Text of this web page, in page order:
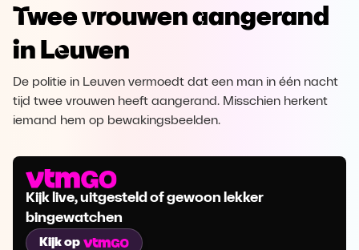
Microsoft Edge Download
Opera
Twee vrouwen aangerand
in Leuven
De politie in Leuven vermoedt dat een man in één nacht
tijd twee vrouwen heeft aangerand. Misschien herkent
iemand hem op bewakingsbeelden.
Kijk live, uitgesteld of gewoon lekker
bingewatchen
Kijk op